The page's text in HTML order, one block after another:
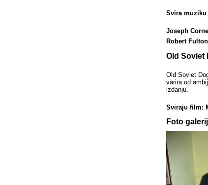
Svira
Joseph
Robert
Old Soviet
Old Soviet
varira od
izdanju.
Sviraju film:
Foto